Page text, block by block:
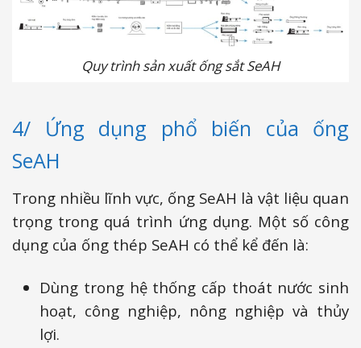
Quy trình sản xuất ống sắt SeAH
4/ Ứng dụng phổ biến của ống
SeAH
Trong nhiều lĩnh vực, ống SeAH là vật liệu quan
trọng trong quá trình ứng dụng. Một số công
dụng của ống thép SeAH có thể kể đến là:
Dùng trong hệ thống cấp thoát nước sinh
hoạt, công nghiệp, nông nghiệp và thủy
lợi.